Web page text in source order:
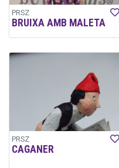
PRSZ
BRUIXA AMB MALETA
PRSZ
CAGANER